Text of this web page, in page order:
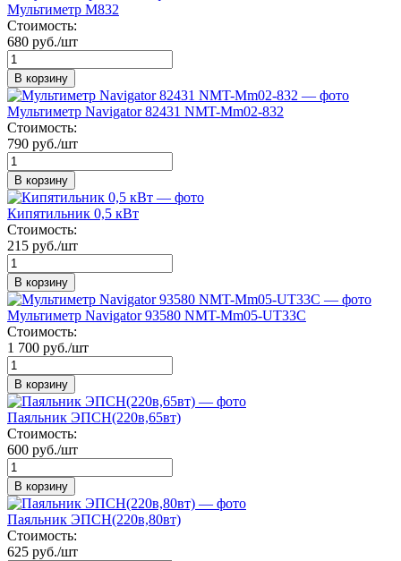
Мультиметр М832
Стоимость:
680 руб./шт
В корзину
Мультиметр Navigator 82431 NMT-Mm02-832
Стоимость:
790 руб./шт
В корзину
Кипятильник 0,5 кВт
Стоимость:
215 руб./шт
В корзину
Мультиметр Navigator 93580 NMT-Mm05-UT33C
Стоимость:
1 700 руб./шт
В корзину
Паяльник ЭПСН(220в,65вт)
Стоимость:
600 руб./шт
В корзину
Паяльник ЭПСН(220в,80вт)
Стоимость:
625 руб./шт